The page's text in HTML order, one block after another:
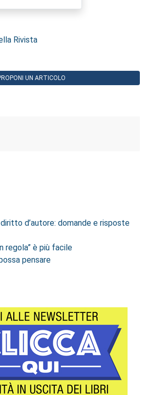
Rivista
UN ARTICOLO
d’autore: domande e risposte
regola” è più facile
pensare